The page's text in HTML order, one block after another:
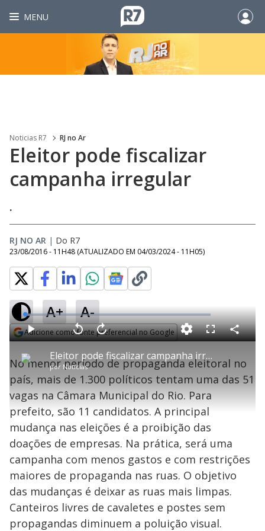
MENU
Noticias R7 RJ no Ar
Eleitor pode fiscalizar
campanha irregular
.
RJ NO AR | Do R7
23/08/2016 - 11H48 (ATUALIZADO EM 04/03/2024 - 11H05)
A+ A-
Adicione como fonte preferencial no Google
P
l
a
y
V
Eleitor pode fiscalizar campanha irregular
por Notícias
P V
t
a
r
1
0
e
g
n
d
A
n
ç
a
r
1
s
e
u
n
o
s
M
u
d
o
L
o
a
d
e
:
2
.
9
3
%
F
l
s
c
e
C
o
a
r
i
l
No menor período de propaganda eleitoral no
país, mais de 1.300 políticos tentam uma das 51
vagas na Câmara Municipal do Rio. Para
prefeito, são 11 candidatos. A principal
mudança nas eleições é a proibição das
doações de empresas. Na prática, será uma
campanha com menos gastos e com restrições
maiores de propaganda nas ruas. O objetivo
das mudanças é deixar as ruas mais limpas.
Canteiros livres de cavaletes e postes sem
propagandas diminuem a poluição visual.